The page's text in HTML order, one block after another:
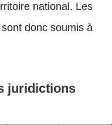
national. Les
donc soumis à
juridictions